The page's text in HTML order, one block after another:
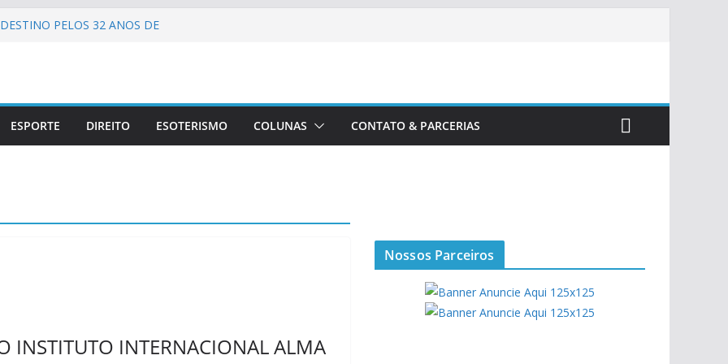
PELOS 32 ANOS DE
CARIOCA
DIUNÍSIO.
ESPORTE DIREITO ESOTERISMO COLUNAS CONTATO & PARCERIAS
INSTITUTO INTERNACIONAL ALMA
Nossos Parceiros